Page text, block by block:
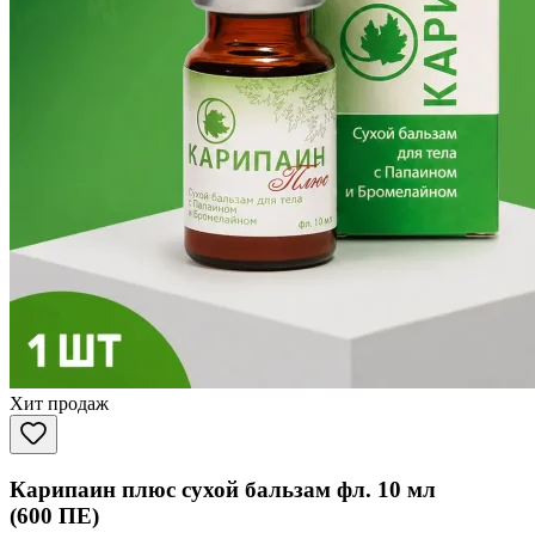
Хит продаж
Карипаин плюс сухой бальзам фл. 10 мл
(600 ПЕ)